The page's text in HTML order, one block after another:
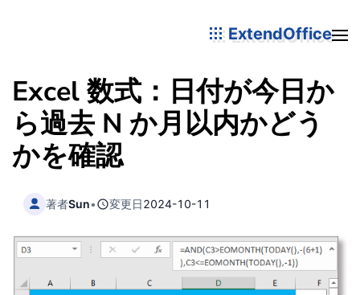
ExtendOffice
Excel 数式：日付が今日か
ら過去 N か月以内かどう
かを確認
著者Sun• 変更日2024-10-11